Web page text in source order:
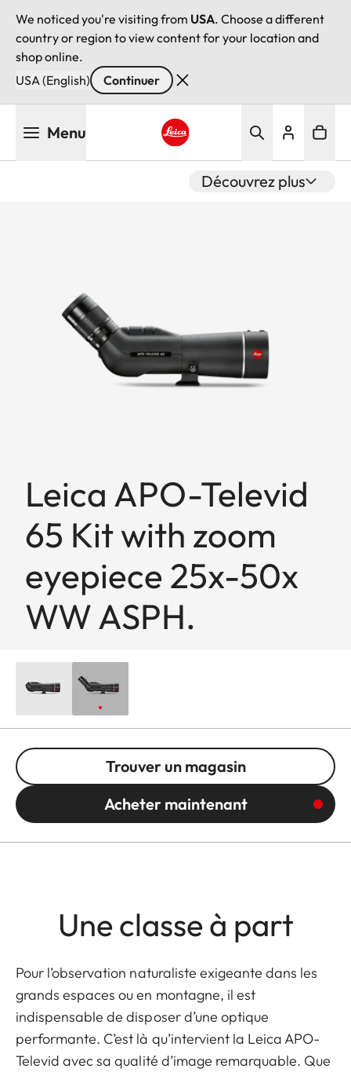
We noticed you're visiting from USA. Choose a different
country or region to view content for your location and
shop online.
USA (English)
Continuer
Menu
Découvrez plus
Leica APO-Televid
65 Kit with zoom
eyepiece 25x-50x
WW ASPH.
Trouver un magasin
Acheter maintenant
Une classe à part
Pour l’observation naturaliste exigeante dans les
grands espaces ou en montagne, il est
indispensable de disposer d’une optique
performante. C’est là qu’intervient la Leica APO-
Televid avec sa qualité d’image remarquable. Que